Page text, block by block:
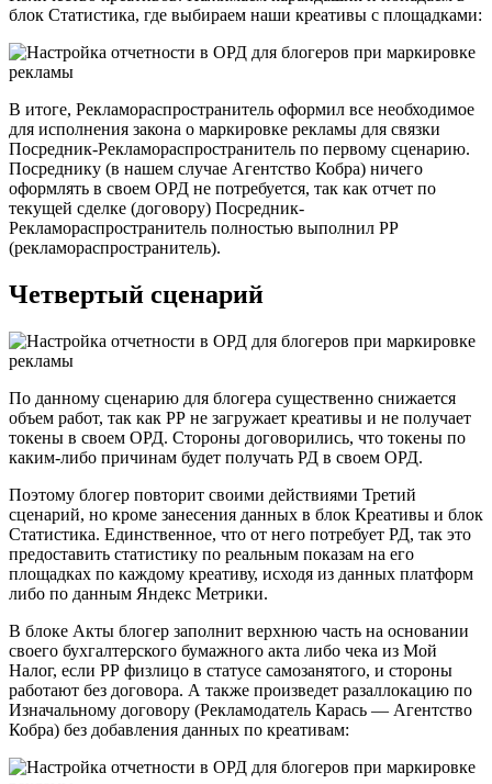
блок Статистика, где выбираем наши креативы с площадками:
В итоге, Рекламораспространитель оформил все необходимое
для исполнения закона о маркировке рекламы для связки
Посредник-Рекламораспространитель по первому сценарию.
Посреднику (в нашем случае Агентство Кобра) ничего
оформлять в своем ОРД не потребуется, так как отчет по
текущей сделке (договору) Посредник-
Рекламораспространитель полностью выполнил РР
(рекламораспространитель).
Четвертый сценарий
По данному сценарию для блогера существенно снижается
объем работ, так как РР не загружает креативы и не получает
токены в своем ОРД. Стороны договорились, что токены по
каким-либо причинам будет получать РД в своем ОРД.
Поэтому блогер повторит своими действиями Третий
сценарий, но кроме занесения данных в блок Креативы и блок
Статистика. Единственное, что от него потребует РД, так это
предоставить статистику по реальным показам на его
площадках по каждому креативу, исходя из данных платформ
либо по данным Яндекс Метрики.
В блоке Акты блогер заполнит верхнюю часть на основании
своего бухгалтерского бумажного акта либо чека из Мой
Налог, если РР физлицо в статусе самозанятого, и стороны
работают без договора. А также произведет разаллокацию по
Изначальному договору (Рекламодатель Карась — Агентство
Кобра) без добавления данных по креативам: